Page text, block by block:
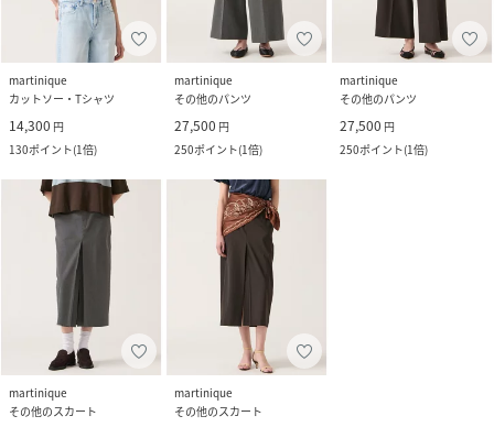
martinique
カットソー・Tシャツ
14,300 円
130ポイント(1倍)
martinique
その他のパンツ
27,500 円
250ポイント(1倍)
martinique
その他のパンツ
27,500 円
250ポイント(1倍)
martinique
その他のスカート
martinique
その他のスカート